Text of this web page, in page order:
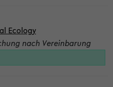
Ecology
nach Vereinbarung